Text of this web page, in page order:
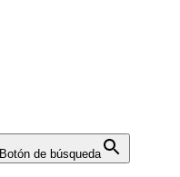
Botón de búsqueda